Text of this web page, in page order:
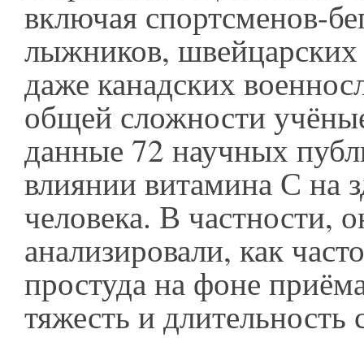
включая спортсменов-
лыжников,
даже канадских
общей сложности
данные 72 научных
влиянии витамина С на
человека. В частности,
анализировали, как
простуда на фоне
тяжесть и